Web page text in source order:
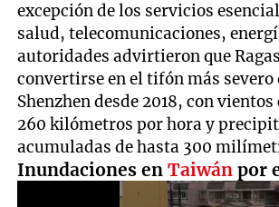
excepción de los servicios
salud, telecomunicaciones,
autoridades advirtieron que
convertirse en el tifón más severo
Shenzhen desde 2018, con
260 kilómetros por hora y
acumuladas de hasta 300
Inundaciones enTaiwán por